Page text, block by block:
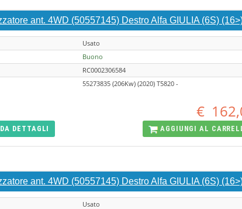
ant. 4WD (50557145) Destro Alfa GIULIA (6S)
Usato
Buono
RC0002306584
55273835 (206Kw) (2020) T5820 -
€
DETTAGLI AGGIUNGI AL
ant. 4WD (50557145) Destro Alfa GIULIA (6S)
Usato